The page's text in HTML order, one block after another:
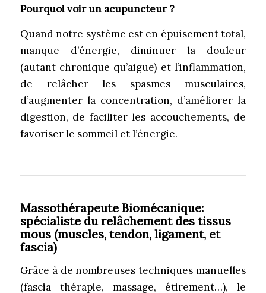
Pourquoi voir un acupuncteur ?
Quand notre système est en épuisement total,
manque d’énergie, diminuer la douleur
(autant chronique qu’aigue) et l’inflammation,
de relâcher les spasmes musculaires,
d’augmenter la concentration, d’améliorer la
digestion, de faciliter les accouchements, de
favoriser le sommeil et l’énergie.
Massothérapeute Biomécanique:
spécialiste du relâchement des tissus
mous (muscles, tendon, ligament, et
fascia)
Grâce à de nombreuses techniques manuelles
(fascia thérapie, massage, étirement…), le